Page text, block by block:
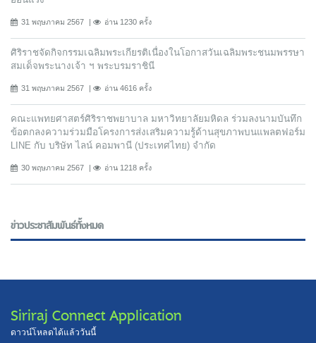
31 พฤษภาคม 2567 อ่าน 1230 ครั้ง
ศิริราชจัดกิจกรรมเฉลิมพระเกียรติเนื่องในโอกาสวันเฉลิมพระชนมพรรษา
สมเด็จพระนางเจ้า ฯ พระบรมราชินี
31 พฤษภาคม 2567 อ่าน 4616 ครั้ง
คณะแพทยศาสตร์ศิริราชพยาบาล มหาวิทยาลัยมหิดล ร่วมลงนามบันทึก
ข้อตกลงความร่วมมือโครงการส่งเสริมความรู้ด้านสุขภาพบนแพลตฟอร์ม
LINE กับ บริษัท ไลน์ คอมพานี (ประเทศไทย) จํากัด
30 พฤษภาคม 2567 อ่าน 1218 ครั้ง
ข่าวประชาสัมพันธ์ทั้งหมด
Siriraj Connect Application
ดาวน์โหลดได้แล้ววันนี้